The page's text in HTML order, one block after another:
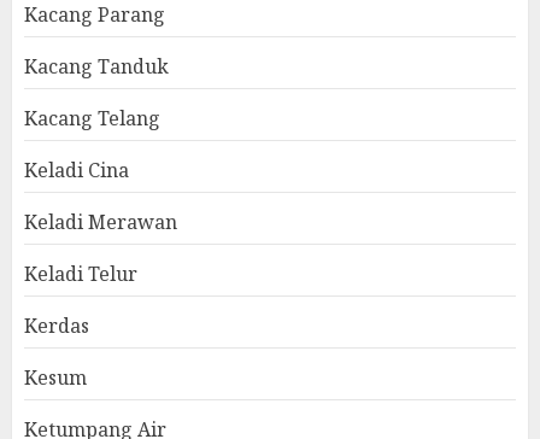
Kacang Parang
Kacang Tanduk
Kacang Telang
Keladi Cina
Keladi Merawan
Keladi Telur
Kerdas
Kesum
Ketumpang Air